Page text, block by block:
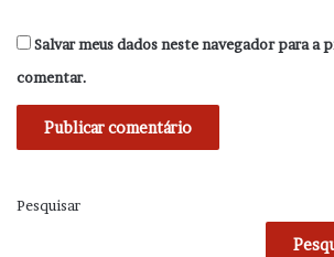
Salvar meus dados neste navegador para a
comentar.
Pesquisar